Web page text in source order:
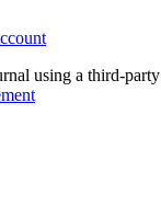
using a third-